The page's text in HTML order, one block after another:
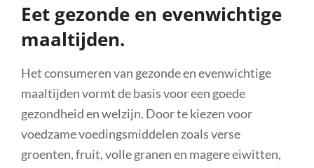
Eet gezonde en evenwichtige
maaltijden.
Het consumeren van gezonde en evenwichtige
maaltijden vormt de basis voor een goede
gezondheid en welzijn. Door te kiezen voor
voedzame voedingsmiddelen zoals verse
groenten, fruit, volle granen en magere eiwitten,